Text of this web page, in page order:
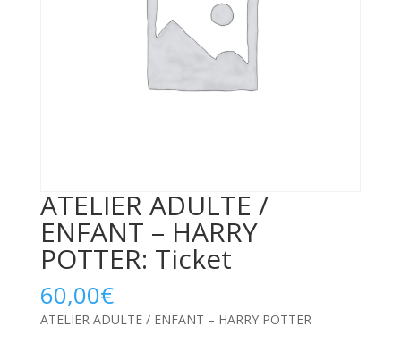
ATELIER ADULTE /
ENFANT – HARRY
POTTER: Ticket
60,00€
ATELIER ADULTE / ENFANT – HARRY POTTER